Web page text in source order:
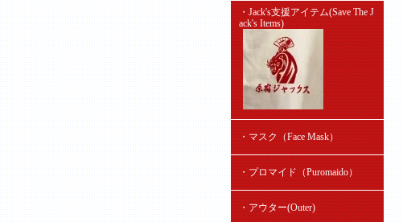
・Jack's支援アイテム(Save The J
ack's Items)
・マスク（Face Mask）
・プロマイド（Puromaido）
・アウター(Outer)